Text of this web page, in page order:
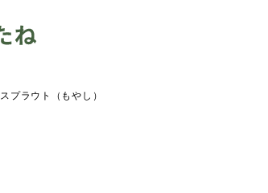
スプラウト（もやし）